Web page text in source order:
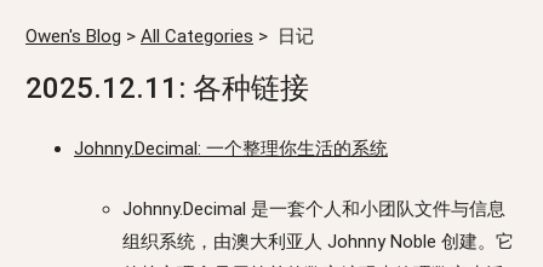
Owen's Blog > All Categories > 日记
2025.12.11: 各种链接
Johnny.Decimal: 一个整理你生活的系统
Johnny.Decimal 是一套个人和小团队文件与信息
组织系统，由澳大利亚人 Johnny Noble 创建。它